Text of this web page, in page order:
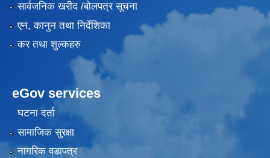
सार्वजनिक खरीद /बोलपत्र सूचना
एन, कानुन तथा निर्देशिका
कर तथा शुल्कहरु
eGov services
घटना दर्ता
सामाजिक सुरक्षा
नागरिक वडापत्र